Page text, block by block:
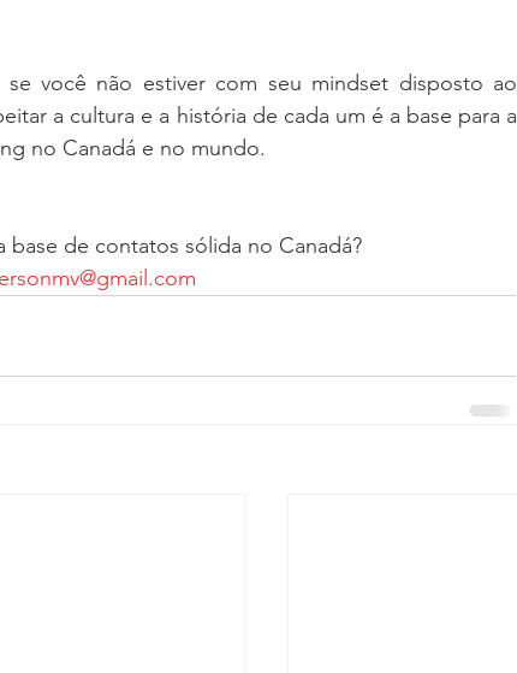
você não estiver com seu mindset disposto ao
a cultura e a história de cada um é a base para a
no Canadá e no mundo.
base de contatos sólida no Canadá?